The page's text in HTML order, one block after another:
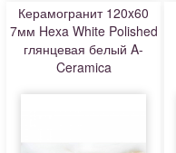
Керамогранит 120x60
7мм Hexa White Polished
глянцевая белый A-
Ceramica